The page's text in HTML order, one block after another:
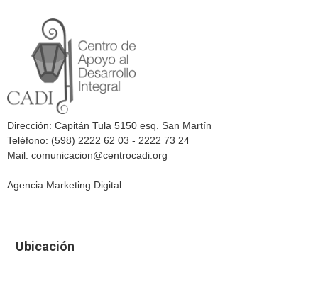
Dirección: Capitán Tula 5150 esq. San Martín
Teléfono: (598) 2222 62 03 - 2222 73 24
Mail: comunicacion@centrocadi.org
Agencia Marketing Digital
Ubicación